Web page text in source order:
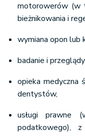
motorowerów (w
bieżnikowania i
wymiana opon lub
badanie i
opieka medyczna
dentystów,
usługi prawne
podatkowego),